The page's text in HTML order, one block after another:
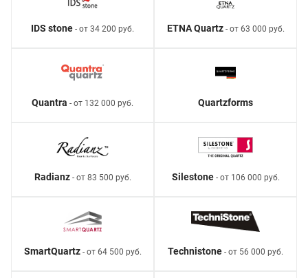
IDS stone - от 34 200 руб. ETNA Quartz- от 63 000 руб.
Quantra - от 132 000 руб. Quartzforms
Radianz- от 83 500 руб. Silestone- от 106 000 руб.
SmartQuartz- от 64 500 руб. Technistone - от 56 000 руб.